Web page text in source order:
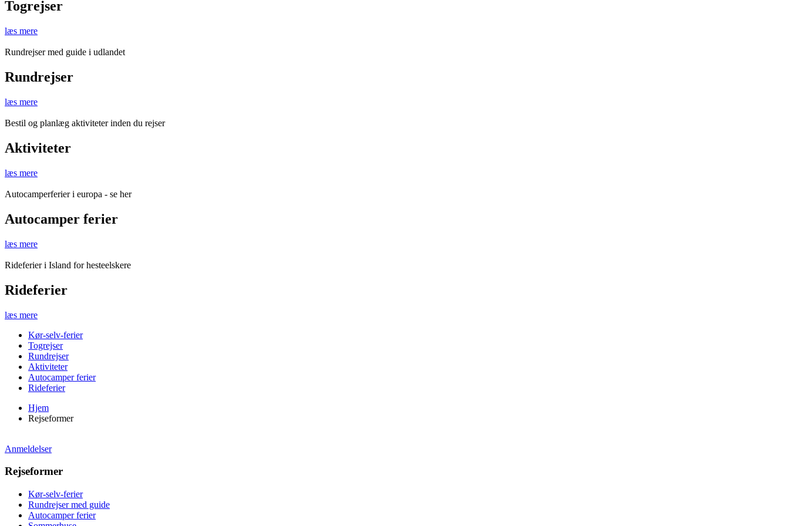
Togrejser
læs mere
Rundrejser med guide i udlandet
Rundrejser
læs mere
Bestil og planlæg aktiviteter inden du rejser
Aktiviteter
læs mere
Autocamperferier i europa - se her
Autocamper ferier
læs mere
Rideferier i Island for hesteelskere
Rideferier
læs mere
Kør-selv-ferier
Togrejser
Rundrejser
Aktiviteter
Autocamper ferier
Rideferier
Hjem
Rejseformer
Anmeldelser
Rejseformer
Kør-selv-ferier
Rundrejser med guide
Autocamper ferier